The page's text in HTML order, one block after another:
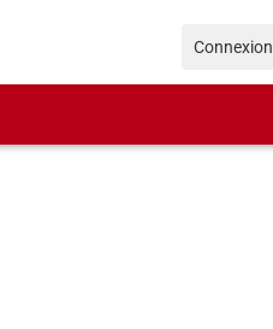
Connexion